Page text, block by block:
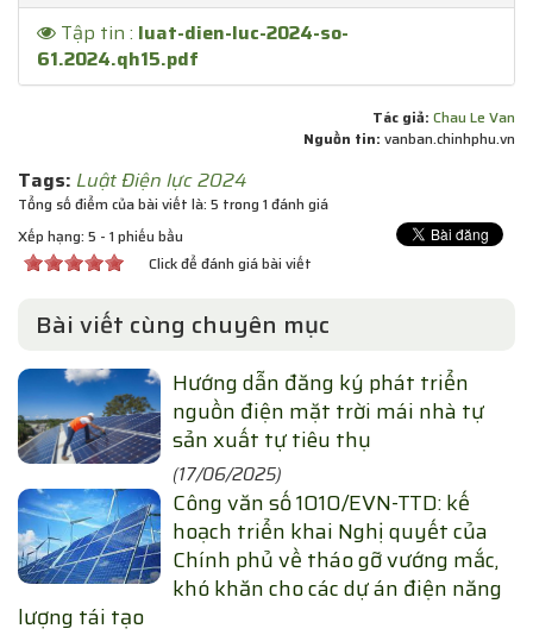
Tập tin : luat-dien-luc-2024-so-
61.2024.qh15.pdf
Tác giả: Chau Le Van
Nguồn tin: vanban.chinhphu.vn
Tags: Luật Điện lực 2024
Tổng số điểm của bài viết là: 5 trong 1 đánh giá
Xếp hạng: 5 - 1 phiếu bầu
Click để đánh giá bài viết
Bài viết cùng chuyên mục
Hướng dẫn đăng ký phát triển
nguồn điện mặt trời mái nhà tự
sản xuất tự tiêu thụ
(17/06/2025)
Công văn số 1010/EVN-TTD: kế
hoạch triển khai Nghị quyết của
Chính phủ về tháo gỡ vướng mắc,
khó khăn cho các dự án điện năng
lượng tái tạo